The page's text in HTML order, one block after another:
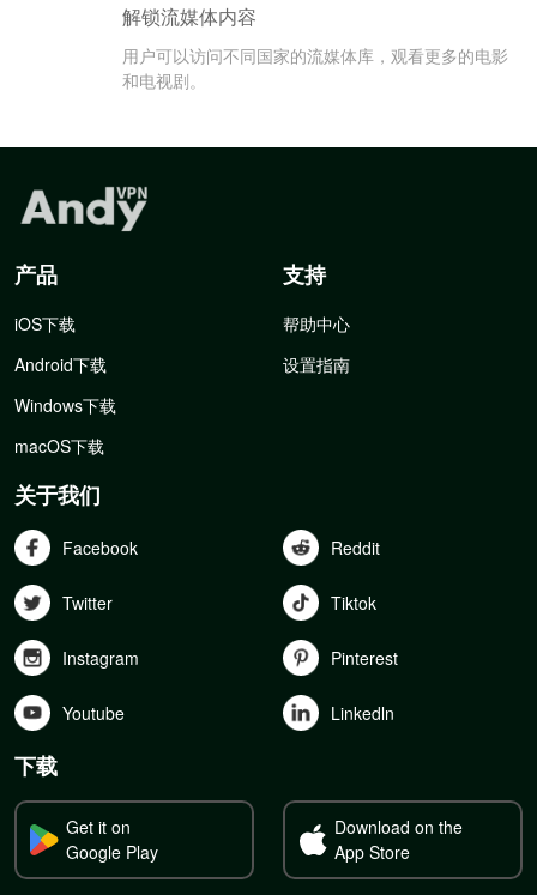
解锁流媒体内容
用户可以访问不同国家的流媒体库，观看更多的电影
和电视剧。
产品
iOS下载
Android下载
Windows下载
macOS下载
支持
帮助中心
设置指南
关于我们
Facebook Reddit
Twitter Tiktok
Instagram Pinterest
Youtube Linkedln
下载
Get it on
Google Play
Download on the
App Store